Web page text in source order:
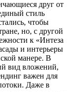
друг от
стиль
чтобы
но, с другой
к «Интеза
и интерьеры
манере. В
вид вложений,
важен для
Даже в